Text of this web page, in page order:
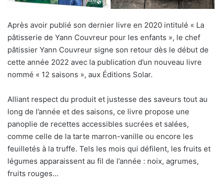
Après avoir publié son dernier livre en 2020 intitulé « La
pâtisserie de Yann Couvreur pour les enfants », le chef
pâtissier Yann Couvreur signe son retour dès le début de
cette année 2022 avec la publication d’un nouveau livre
nommé « 12 saisons », aux Éditions Solar.
Alliant respect du produit et justesse des saveurs tout au
long de l’année et des saisons, ce livre propose une
panoplie de recettes accessibles sucrées et salées,
comme celle de la tarte marron-vanille ou encore les
feuilletés à la truffe. Tels les mois qui défilent, les fruits et
légumes apparaissent au fil de l’année : noix, agrumes,
fruits rouges…